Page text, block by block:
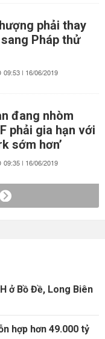
phải thay
Pháp thử
09:53 | 16/06/2019
đang nhòm
phải gia hạn với
sớm hơn’
09:35 | 16/06/2019
ở Bồ Đề, Long Biên
hợp hơn 49.000 tỷ